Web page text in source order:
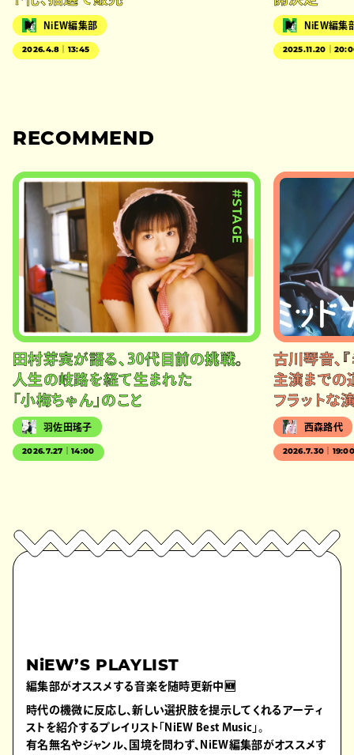
NiEW編集部
2026.4.8｜13:45
NiEW編集
2025.11.20｜
RECOMMEND
#STAGE
田村芽実が語る、30代目前の挑戦。
人生の岐路を経て生まれた
「小梅ちゃん」のこと
羽佐田瑤子
2026.7.27｜14:00
古川琴音、
主演までの
フラットな
西森路代
2026.7.30｜
NiEW’S PLAYLIST
編集部がオススメする音楽を随時更新中🆕
時代の機微に反応し、新しい選択肢を提示してくれるアーティ
ストを紹介するプレイリスト「NiEW Best Music」。
有名無名やジャンル、国境を問わず、NiEW編集部がオススメす